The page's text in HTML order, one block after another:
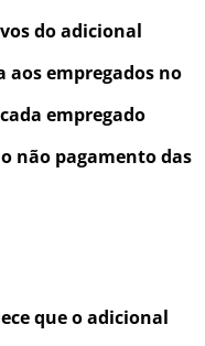
do adicional
empregados no
empregado
não pagamento das
que o adicional